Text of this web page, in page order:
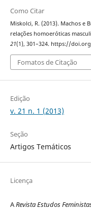
Como Citar
Miskolci, R. (2013). Machos
relações homoeróticas
21(1), 301–324. https://
Fomatos de Citação
Edição
v. 21 n. 1 (2013)
Seção
Artigos Temáticos
Licença
ARevista Estudos